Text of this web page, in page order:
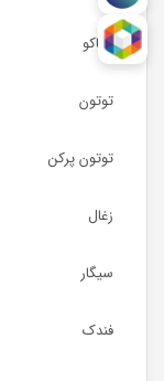
تنباکو
توتون
توتون پرکن
زغال
سیگار
فندک